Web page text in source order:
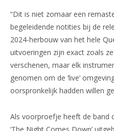
“Dit is niet zomaar een
begeleidende notities bij de
2024-herbouw van het hele
uitvoeringen zijn exact zoals
verschenen, maar elk
genomen om de ‘live’
oorspronkelijk hadden willen
Als voorproefje heeft de band